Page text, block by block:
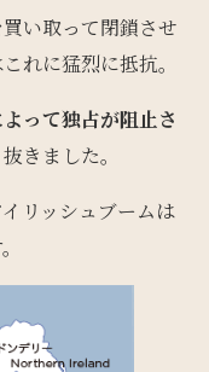
い取って閉鎖させ
れに猛烈に抵抗。
って独占が阻止さ
きました。
リッシュブームは